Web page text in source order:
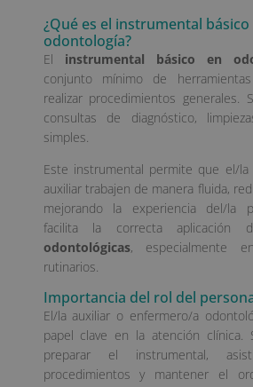
¿Qué es el instrumental básico
odontología?
El instrumental básico en
conjunto mínimo de
realizar procedimientos generales.
consultas de diagnóstico,
simples.
Este instrumental permite que el/la
auxiliar trabajen de manera fluida,
mejorando la experiencia del/la
facilita la correcta
odontológicas, especialmente
rutinarios.
Importancia del rol del
El/la auxiliar o enfermero/a
papel clave en la atención clínica.
preparar el instrumental,
procedimientos y mantener el